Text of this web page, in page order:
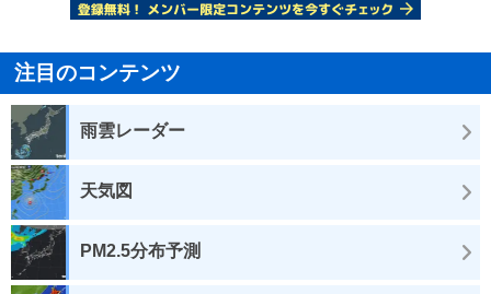
注目のコンテンツ
雨雲レーダー
天気図
PM2.5分布予測